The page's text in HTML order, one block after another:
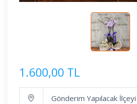
1.600,00 TL